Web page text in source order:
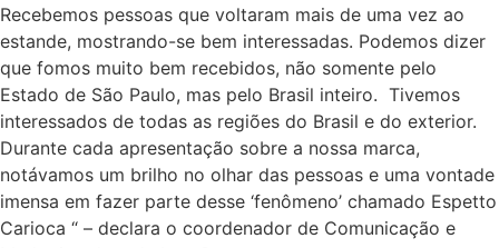
Recebemos pessoas que voltaram mais de uma vez ao
estande, mostrando-se bem interessadas. Podemos dizer
que fomos muito bem recebidos, não somente pelo
Estado de São Paulo, mas pelo Brasil inteiro. Tivemos
interessados de todas as regiões do Brasil e do exterior.
Durante cada apresentação sobre a nossa marca,
notávamos um brilho no olhar das pessoas e uma vontade
imensa em fazer parte desse ‘fenômeno’ chamado Espetto
Carioca “ – declara o coordenador de Comunicação e